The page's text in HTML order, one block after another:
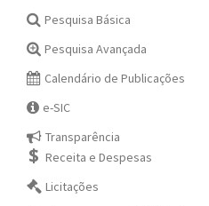
Pesquisa Básica
Pesquisa Avançada
Calendário de Publicações
e-SIC
Transparência
Receita e Despesas
Licitações